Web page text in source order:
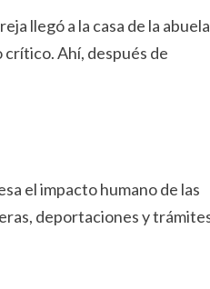
llegó a la casa de la abuela
crítico. Ahí, después de
el impacto humano de las
deportaciones y